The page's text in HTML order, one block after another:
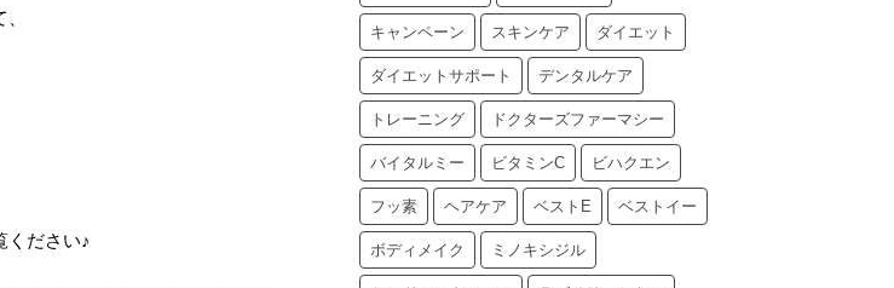
ください♪
キャンペーン スキンケア ダイエット
ダイエットサポート デンタルケア
トレーニング ドクターズファーマシー
バイタルミー ビタミンC ビハクエン
フッ素 ヘアケア ベストE ベストイー
ボディメイク ミノキシジル